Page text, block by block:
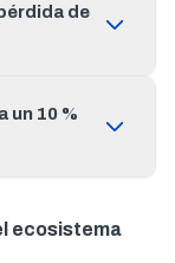
de
un 10 %
ecosistema